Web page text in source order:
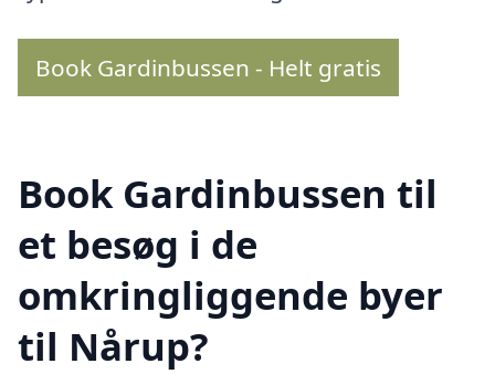
Book Gardinbussen - Helt gratis
Book Gardinbussen til
et besøg i de
omkringliggende byer
til Nårup?